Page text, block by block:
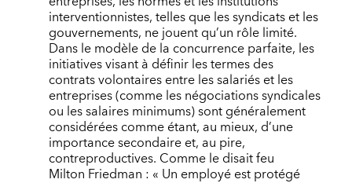
interventionnistes, telles que les syndicats et les
gouvernements, ne jouent qu’un rôle limité.
Dans le modèle de la concurrence parfaite, les
initiatives visant à définir les termes des
contrats volontaires entre les salariés et les
entreprises (comme les négociations syndicales
ou les salaires minimums) sont généralement
considérées comme étant, au mieux, d’une
importance secondaire et, au pire,
contreproductives. Comme le disait feu
Milton Friedman : « Un employé est protégé